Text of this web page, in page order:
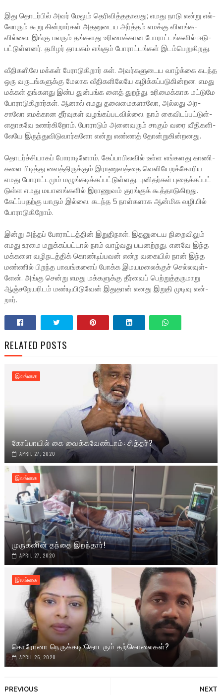
இது தொடர்­பில் அவர் மேலும் தெரி­வித்­த­தா­வது; எமது நாடு என்று எல்­
லோ­ரும் கூறு­ கின்­றார்­கள் அத­னு­டைய அர்த்­தம் எமக்கு விளங்­க­
வில்லை. இங்கு பல­ரும் தங்­க­ளது உரி­மைக்­கான போராட்­டங்­க­ளில் ஈடு­
பட்­டுள்­ள­னர். தமி­ழர் தாய­கம் எங்­கும் போராட்­டங்­கள் இடம்­பெ­று­கி­றது.
வீதி­க­ளிலே மக்­கள் பேரா­டுகிறார் கள். அவர்­க­ளு­டைய வாழ்க்கை கடந்த
ஒரு வரு­டங்­க­ளுக்கு மேலாக வீதி­க­ளி­லேயே கழிக்­கப்­ப­டு­கின்­றன. எமது
மக்­கள் தங்­க­ளது இன்ப துன்­பங்­க­ ளைத் துறந்து. உரி­மைக்­காக மட்­டுமே
போரா­டு­கி­றார்­கள். ஆனால் எமது தலை­மை­க­ளாலோ, அல்­லது அர­
சாலோ எமக்­கான தீர்­வு­கள் வழங்­கப்­ப­ட­வில்லை. நாம் கைவி­டப்­பட்­டுள்­
ள­தா­கவே உணர்­கி­றோம். போராடும் அனை­வ­ரும் சாகும் வரை வீதி­க­ளி­
லேயே இருந்­து­வி­டு­வார்­களோ என்று எண்­ணத் தோன்­று­கின்­ற­னது.
தொடர்ச்­சி­யா­கப் போரா­டி­னோம், கேப்­பா­பி­ல­வில் உள்ள எங்­க­ளது காணி­
களை பிடித்து வைத்­தி­ருக்­கும் இரா­ணு­வத்தை வெளி­யே­றக்­கோ­ரிய
எமது போராட்­ட­மும் மழுங்­க­டிக்­கப்­பட்­டுள்­ளது. புனி­தர்­கள் புதைக்­கப்­பட்
டுள்ள எமது மயா­னங்­க­ளில் இரா­ணு­வம் குரங்­குக் கூத்­தா­டு­கி­றது.
கேட்ப்­ப­தற்கு யாரும் இல்லை. கடந்த 5 நாள்­க­ளாக ஆன்மிக வழி­யில்
போரா­டு­கி­றோம்.
இன்று அந்­தப் போராட்­டத்­தின் இறு­தி­நாள். இத­னு­டைய நிறை­வி­லும்
எமது உரமை மறுக்­கப்­பட்­டால் நாம் வாழ்­வது பய­னற்­றது. எனவே இந்த
மக்­க­ளை வழி­ந­டத்­திக் கொண்­டிப்­ப­வன் என்ற வகை­யில் நான் இந்த
மண்­ணில் பிறந்த பாவங்­க­ளைப் போக்க இம­ய­ம­லைக்­குச் செல்­ல­வுள்­
ளேன். அங்கு சென்று எமது மக்­க­ளுக்கு தீர்­வைப் பெற்­றுத்­த­ரு­மாறு
ஆஞ்­ச­நே­ய­ரி­டம் மண்­டி­யி­டு­வேன் இது­தான் எனது இறுதி முடிவு என்­
றார்.
RELATED POSTS
இலங்கை
கோப்பாயில் கை வைக்கவேண்டாம்: சித்தர்?
APRIL 27, 2020
இலங்கை
முருகனின் தந்தை இறந்தார்!
APRIL 27, 2020
இலங்கை
கொரோனா நெருக்கடி:தொடரும் தற்கொலைகள்?
APRIL 26, 2020
NEXT
PREVIOUS